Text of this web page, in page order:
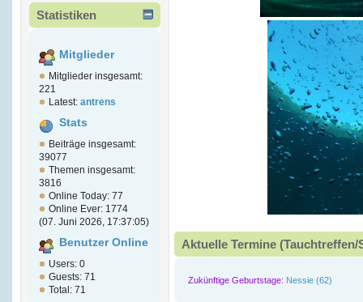
Statistiken
Mitglieder
Mitglieder insgesamt:
221
Latest: antrens
Stats
Beiträge insgesamt:
39077
Themen insgesamt:
3816
Online Today: 77
Online Ever: 1774
(07. Juni 2026, 17:37:05)
Benutzer Online
Users: 0
Guests: 71
Total: 71
Aktuelle Termine
Zukünftige Geburtstage: Nessie (62)